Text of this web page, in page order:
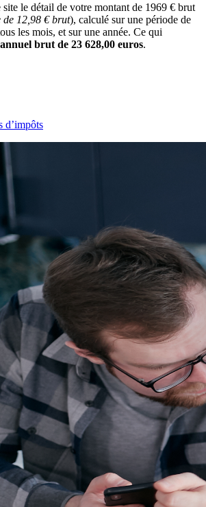
site le détail de votre montant de 1969 € brut
de 12,98 € brut), calculé sur une période de
les mois, et sur une année. Ce qui
brut de 23 628,00 euros.
d’impôts